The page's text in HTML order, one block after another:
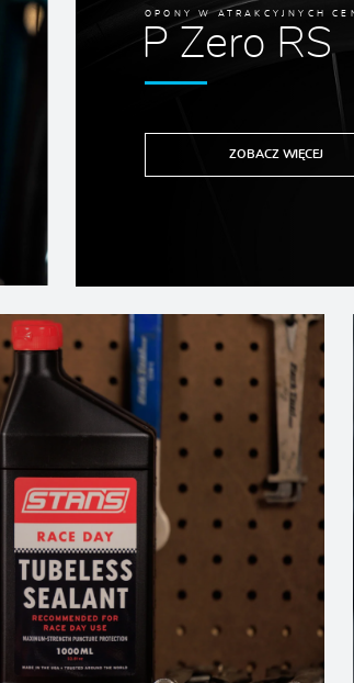
OPONY W ATRAKCYJNYCH
P Zero RS
ZOBACZ WIĘCEJ